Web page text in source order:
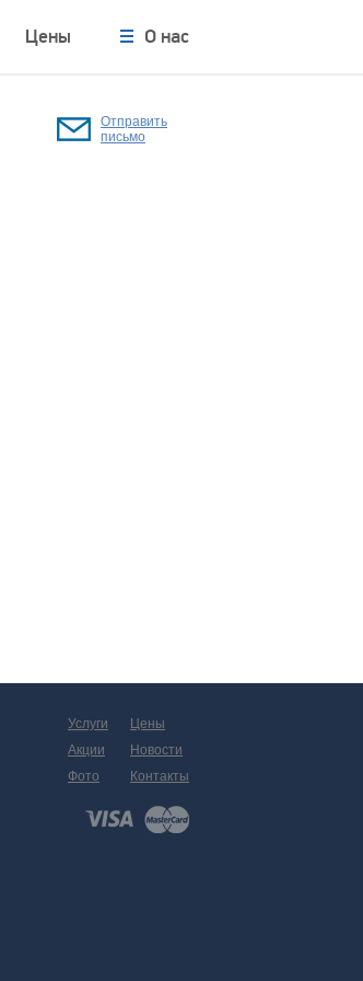
Цены О нас
Отправить
письмо
Услуги
Акции
Фото
Цены
Новости
Контакты